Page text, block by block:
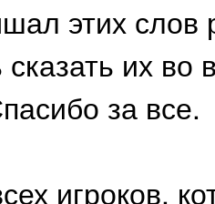
этих
сказать их
за все.
игроков,